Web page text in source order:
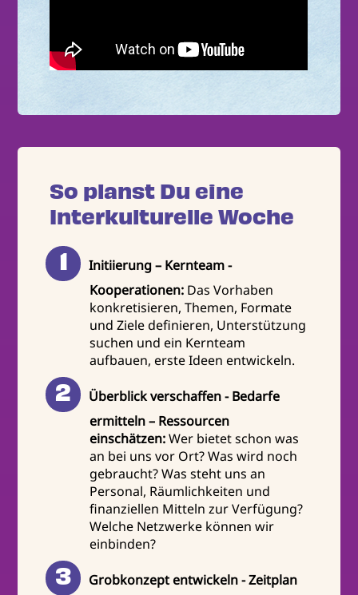
So planst Du eine
Interkulturelle Woche
Initiierung – Kernteam -
Kooperationen: Das Vorhaben
konkretisieren, Themen, Formate
und Ziele definieren, Unterstützung
suchen und ein Kernteam
aufbauen, erste Ideen entwickeln.
Überblick verschaffen - Bedarfe
ermitteln – Ressourcen
einschätzen:Wer bietet schon was
an bei uns vor Ort? Was wird noch
gebraucht? Was steht uns an
Personal, Räumlichkeiten und
finanziellen Mitteln zur Verfügung?
Welche Netzwerke können wir
einbinden?
Grobkonzept entwickeln - Zeitplan